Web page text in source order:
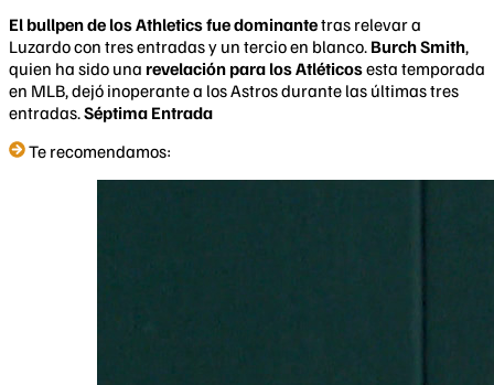
El bullpen de los Athletics fue dominantetras relevar a
Luzardo con tres entradas y un tercio en blanco. Burch Smith,
quien ha sido una revelación para los Atléticosesta temporada
en MLB, dejó inoperante a los Astros durante las últimas tres
entradas.Séptima Entrada
Te recomendamos: